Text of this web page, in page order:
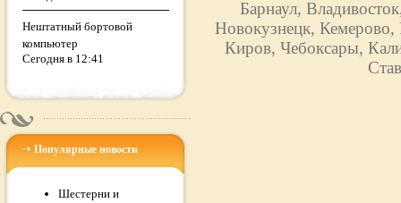
Нештатный бортовой
компьютер
Сегодня в 12:41
Популярные новости
Шестерни и
Барнаул,
Новокузнецк,
Киров, Чебоксары,